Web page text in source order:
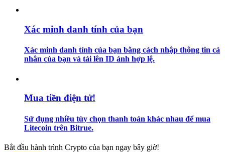
Học cách duy trì lợi nhuận
Xác minh danh tính của bạn
Xác minh danh tính của bạn bằng cách nhập thông tin cá
nhân của bạn và tải lên ID ảnh hợp lệ.
Mua tiền điện tử!
Sử dụng nhiều tùy chọn thanh toán khác nhau để mua
Litecoin trên Bitrue.
Bắt đầu hành trình Crypto của bạn ngay bây giờ!